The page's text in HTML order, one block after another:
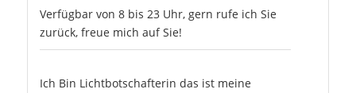
Verfügbar von 8 bis 23 Uhr, gern rufe ich Sie
zurück, freue mich auf Sie!
Ich Bin Lichtbotschafterin das ist meine